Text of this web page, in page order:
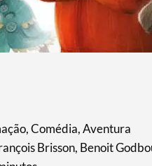
Comédia, Aventura
Brisson, Benoit